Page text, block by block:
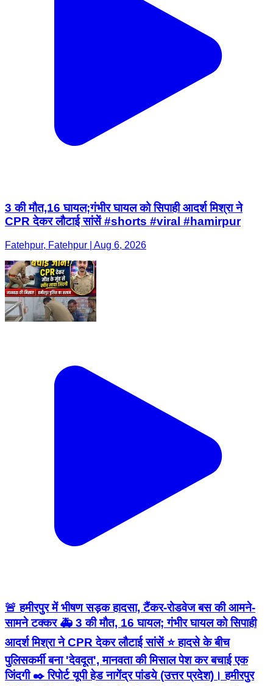
3 की मौत,16 घायल;गंभीर घायल को सिपाही आदर्श मिश्रा ने
CPR देकर लौटाई सांसें #shorts #viral #hamirpur
Fatehpur, Fatehpur | Aug 6, 2026
🚨 हमीरपुर में भीषण सड़क हादसा, टैंकर-रोडवेज बस की आमने-
सामने टक्कर 🚑 3 की मौत, 16 घायल; गंभीर घायल को सिपाही
आदर्श मिश्रा ने CPR देकर लौटाई सांसें ⭐ हादसे के बीच
पुलिसकर्मी बना 'देवदूत', मानवता की मिसाल पेश कर बचाई एक
जिंदगी ✒️ रिपोर्ट यूपी हेड नागेंद्र पांडये (उत्तर प्रदेश)। हमीरपुर